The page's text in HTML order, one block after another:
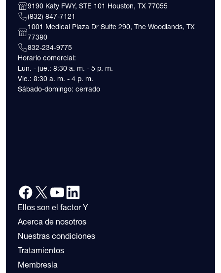
9190 Katy FWY, STE 101 Houston, TX 77055
(832) 847-7121
1001 Medical Plaza Dr Suite 290, The Woodlands, TX
77380
832-234-9775
Horario comercial:
Lun. - jue.: 8:30 a. m. - 5 p. m.
Vie.: 8:30 a. m. - 4 p. m.
Sábado-domingo: cerrado
Ellos son el factor Y
Acerca de nosotros
Nuestras condiciones
Tratamientos
Membresía